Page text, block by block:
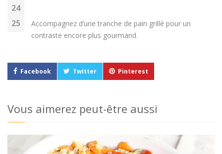
Accompagnez d’une tranche de pain grillé pour un
contraste encore plus gourmand.
Facebook Twitter Pinterest
Vous aimerez peut-être aussi